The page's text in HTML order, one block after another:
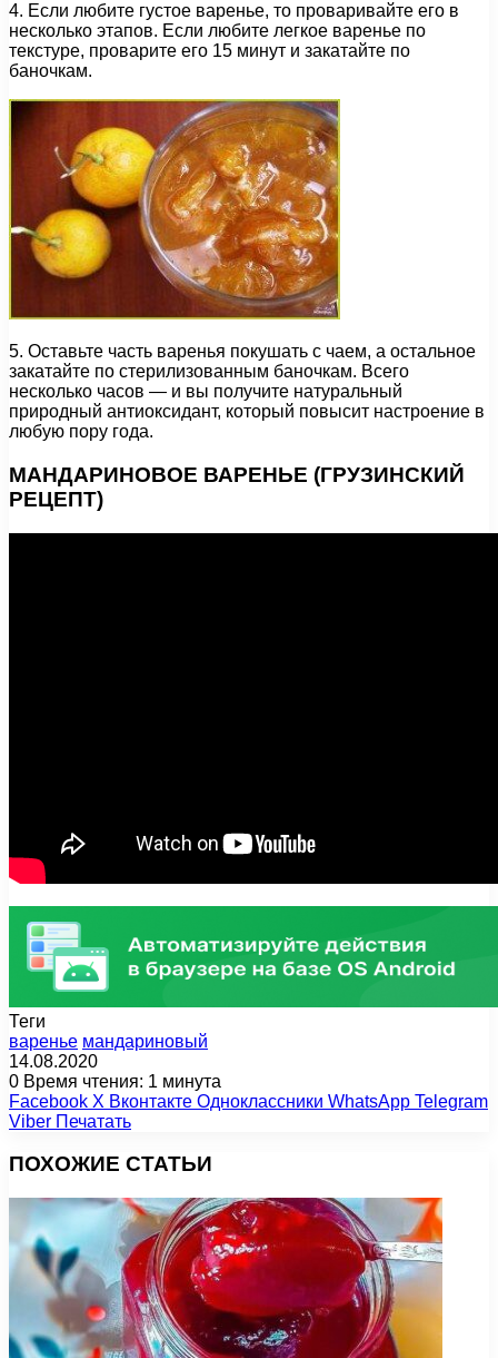
4. Если любите густое варенье, то проваривайте его в
несколько этапов. Если любите легкое варенье по
текстуре, проварите его 15 минут и закатайте по
баночкам.
5. Оставьте часть варенья покушать с чаем, а остальное
закатайте по стерилизованным баночкам. Всего
несколько часов — и вы получите натуральный
природный антиоксидант, который повысит настроение в
любую пору года.
МАНДАРИНОВОЕ ВАРЕНЬЕ (ГРУЗИНСКИЙ
РЕЦЕПТ)
Теги
варенье мандариновый
14.08.2020
0 Время чтения: 1 минута
Facebook X Вконтакте Одноклассники WhatsApp Telegram
Viber Печатать
ПОХОЖИЕ СТАТЬИ